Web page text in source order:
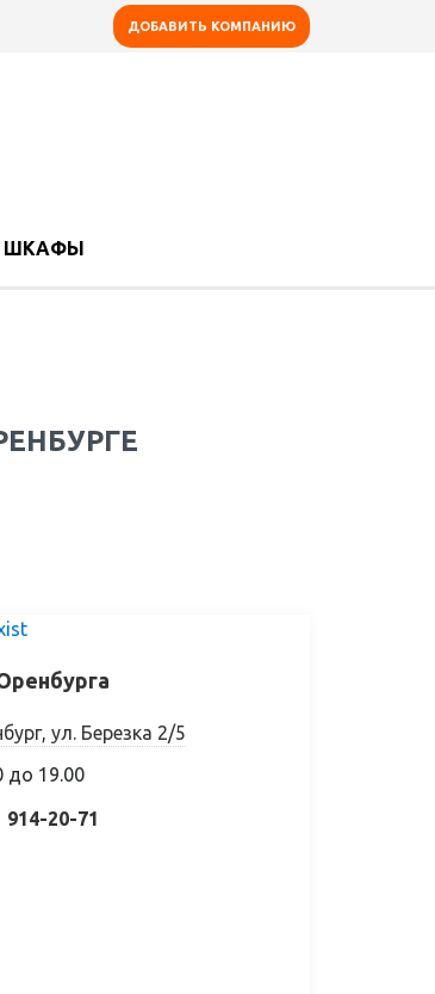
ДОБАВИТЬ КОМПАНИЮ
ШКАФЫ
ул. Березка 2/5
до 19.00
914-20-71